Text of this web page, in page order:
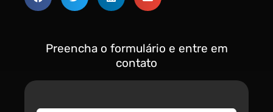
Preencha o formulário e entre em
contato